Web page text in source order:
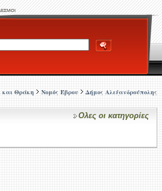
και Θράκη Νομός Έβρου Δήμος Αλεξανδρούπολης
Ολες οι κατηγορίες